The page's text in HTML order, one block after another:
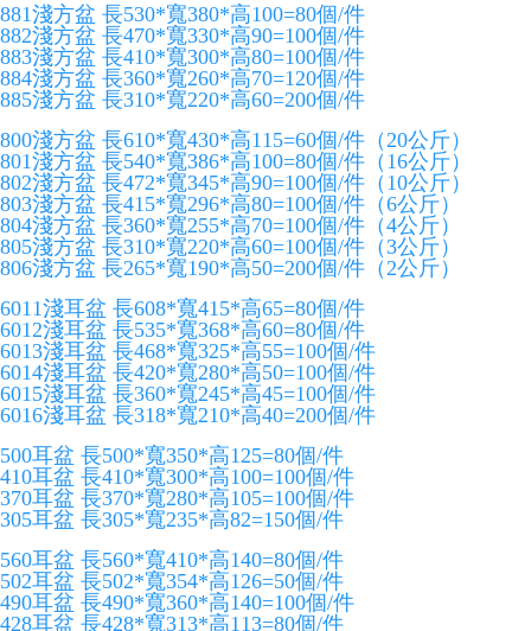
881淺方盆 長530*寬380*高100=80個/件
882淺方盆 長470*寬330*高90=100個/件
883淺方盆 長410*寬300*高80=100個/件
884淺方盆 長360*寬260*高70=120個/件
885淺方盆 長310*寬220*高60=200個/件
800淺方盆 長610*寬430*高115=60個/件（20公斤）
801淺方盆 長540*寬386*高100=80個/件（16公斤）
802淺方盆 長472*寬345*高90=100個/件（10公斤）
803淺方盆 長415*寬296*高80=100個/件（6公斤）
804淺方盆 長360*寬255*高70=100個/件（4公斤）
805淺方盆 長310*寬220*高60=100個/件（3公斤）
806淺方盆 長265*寬190*高50=200個/件（2公斤）
6011淺耳盆 長608*寬415*高65=80個/件
6012淺耳盆 長535*寬368*高60=80個/件
6013淺耳盆 長468*寬325*高55=100個/件
6014淺耳盆 長420*寬280*高50=100個/件
6015淺耳盆 長360*寬245*高45=100個/件
6016淺耳盆 長318*寬210*高40=200個/件
500耳盆 長500*寬350*高125=80個/件
410耳盆 長410*寬300*高100=100個/件
370耳盆 長370*寬280*高105=100個/件
305耳盆 長305*寬235*高82=150個/件
560耳盆 長560*寬410*高140=80個/件
502耳盆 長502*寬354*高126=50個/件
490耳盆 長490*寬360*高140=100個/件
428耳盆 長428*寬313*高113=80個/件